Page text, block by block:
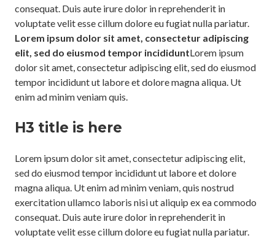
consequat. Duis aute irure dolor in reprehenderit in
voluptate velit esse cillum dolore eu fugiat nulla pariatur.
Lorem ipsum dolor sit amet, consectetur adipiscing
elit, sed do eiusmod tempor incididuntLorem ipsum
dolor sit amet, consectetur adipiscing elit, sed do eiusmod
tempor incididunt ut labore et dolore magna aliqua. Ut
enim ad minim veniam quis.
H3 title is here
Lorem ipsum dolor sit amet, consectetur adipiscing elit,
sed do eiusmod tempor incididunt ut labore et dolore
magna aliqua. Ut enim ad minim veniam, quis nostrud
exercitation ullamco laboris nisi ut aliquip ex ea commodo
consequat. Duis aute irure dolor in reprehenderit in
voluptate velit esse cillum dolore eu fugiat nulla pariatur.